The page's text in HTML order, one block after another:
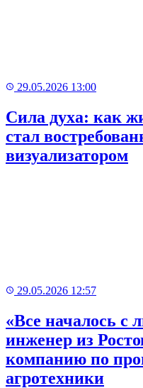
29.05.2026 13:00
Сила духа: как
стал
визуализатором
29.05.2026 12:57
«Все началось с
инженер из
компанию по
агротехники